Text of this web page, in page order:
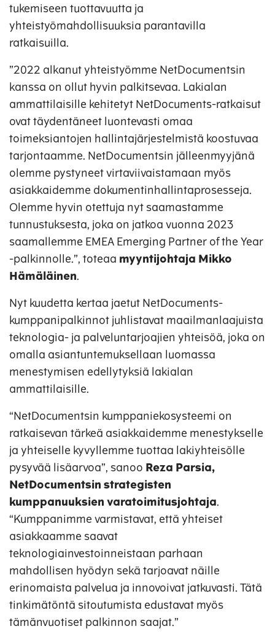
tukemiseen tuottavuutta ja
yhteistyömahdollisuuksia parantavilla
ratkaisuilla.
”2022 alkanut yhteistyömme NetDocumentsin
kanssa on ollut hyvin palkitsevaa. Lakialan
ammattilaisille kehitetyt NetDocuments-ratkaisut
ovat täydentäneet luontevasti omaa
toimeksiantojen hallintajärjestelmistä koostuvaa
tarjontaamme. NetDocumentsin jälleenmyyjänä
olemme pystyneet virtaviivaistamaan myös
asiakkaidemme dokumentinhallintaprosesseja.
Olemme hyvin otettuja nyt saamastamme
tunnustuksesta, joka on jatkoa vuonna 2023
saamallemme EMEA Emerging Partner of the Year
-palkinnolle.”, toteaa myyntijohtaja Mikko
Hämäläinen.
Nyt kuudetta kertaa jaetut NetDocuments-
kumppanipalkinnot juhlistavat maailmanlaajuista
teknologia- ja palveluntarjoajien yhteisöä, joka on
omalla asiantuntemuksellaan luomassa
menestymisen edellytyksiä lakialan
ammattilaisille.
“NetDocumentsin kumppaniekosysteemi on
ratkaisevan tärkeä asiakkaidemme menestykselle
ja yhteiselle kyvyllemme tuottaa lakiyhteisölle
pysyvää lisäarvoa”, sanoo Reza Parsia,
NetDocumentsin strategisten
kumppanuuksien varatoimitusjohtaja.
“Kumppanimme varmistavat, että yhteiset
asiakkaamme saavat
teknologiainvestoinneistaan parhaan
mahdollisen hyödyn sekä tarjoavat näille
erinomaista palvelua ja innovoivat jatkuvasti. Tätä
tinkimätöntä sitoutumista edustavat myös
tämänvuotiset palkinnon saajat.”